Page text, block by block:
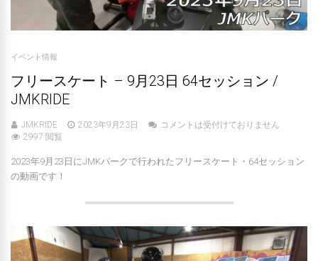
イベント情報
フリースケート – 9月23日 64セッション /
JMKRIDE
JMKRIDE 2023年9月23日
コメントは受付けておりません
2997 閲覧
2023年9月23日にJMKパークで行われたフリースケート・64セッション
の動画です！